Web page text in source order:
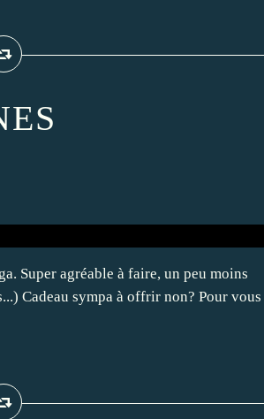
Super agréable à faire, un peu moins
Cadeau sympa à offrir non? Pour vous